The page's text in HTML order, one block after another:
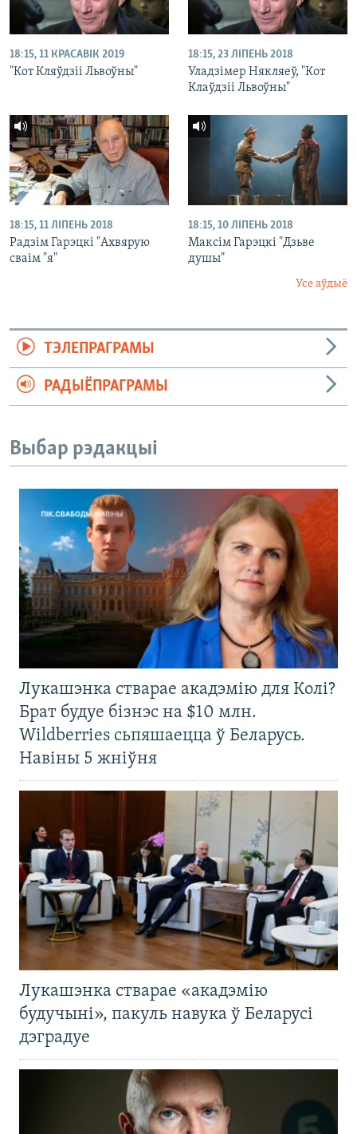
18:15, 11 КРАСАВІК 2019
"Кот Кляўдзіі Львоўны"
18:15, 23 ЛІПЕНЬ 2018
Уладзімер Някляеў, "Кот
Клаўдзіі Львоўны"
18:15, 11 ЛІПЕНЬ 2018
Радзім Гарэцкі "Ахвярую
сваім "я"
18:15, 10 ЛІПЕНЬ 2018
Максім Гарэцкі "Дзьве
душы"
Усе аўдыё
ТЭЛЕПРАГРАМЫ
РАДЫЁПРАГРАМЫ
Выбар рэдакцыі
Лукашэнка стварае акадэмію для Колі?
Брат будуе бізнэс на $10 млн.
Wildberries сьпяшаецца ў Беларусь.
Навіны 5 жніўня
Лукашэнка стварае «акадэмію
будучыні», пакуль навука ў Беларусі
дэградуе